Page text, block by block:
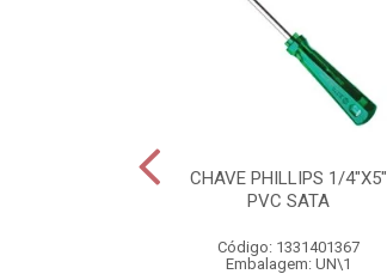
CHAVE PHILLIPS 1/4"X5"
PVC SATA
Código: 1331401367
Embalagem: UN\1